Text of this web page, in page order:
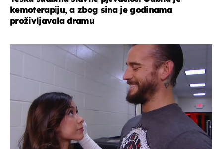
kemoterapiju, a zbog sina je godinama
proživljavala dramu